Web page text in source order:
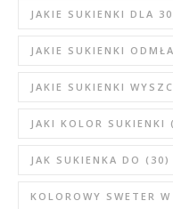
JAKIE SUKIENKI DLA
JAKIE SUKIENKI
JAKIE SUKIENKI
JAKI KOLOR SUKIENKI
JAK SUKIENKA DO (30)
KOLOROWY SWETER